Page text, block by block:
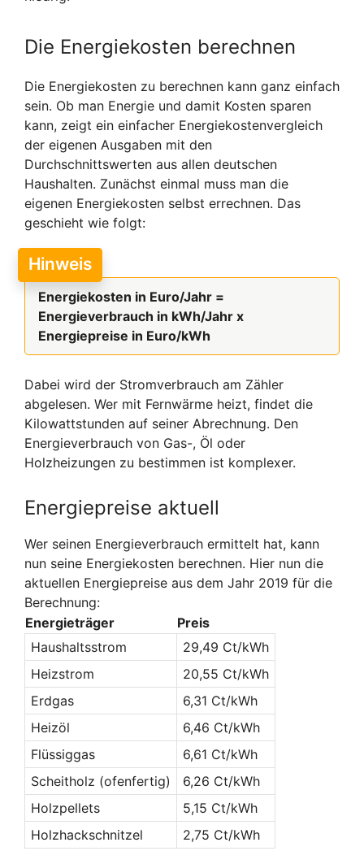
Die Energiekosten berechnen
Die Energiekosten zu berechnen kann ganz einfach
sein. Ob man Energie und damit Kosten sparen
kann, zeigt ein einfacher Energiekostenvergleich
der eigenen Ausgaben mit den
Durchschnittswerten aus allen deutschen
Haushalten. Zunächst einmal muss man die
eigenen Energiekosten selbst errechnen. Das
geschieht wie folgt:
Hinweis
Energiekosten in Euro/Jahr =
Energieverbrauch in kWh/Jahr x
Energiepreise in Euro/kWh
Dabei wird der Stromverbrauch am Zähler
abgelesen. Wer mit Fernwärme heizt, findet die
Kilowattstunden auf seiner Abrechnung. Den
Energieverbrauch von Gas-, Öl oder
Holzheizungen zu bestimmen ist komplexer.
Energiepreise aktuell
Wer seinen Energieverbrauch ermittelt hat, kann
nun seine Energiekosten berechnen. Hier nun die
aktuellen Energiepreise aus dem Jahr 2019 für die
Berechnung:
Energieträger
Preis
Haushaltsstrom
29,49 Ct/kWh
Heizstrom
20,55 Ct/kWh
Erdgas
6,31 Ct/kWh
Heizöl
6,46 Ct/kWh
Flüssiggas
6,61 Ct/kWh
Scheitholz (ofenfertig)
6,26 Ct/kWh
Holzpellets
5,15 Ct/kWh
Holzhackschnitzel
2,75 Ct/kWh